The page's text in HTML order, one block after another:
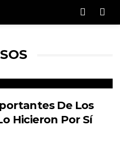
De Los
Hicieron Por Sí